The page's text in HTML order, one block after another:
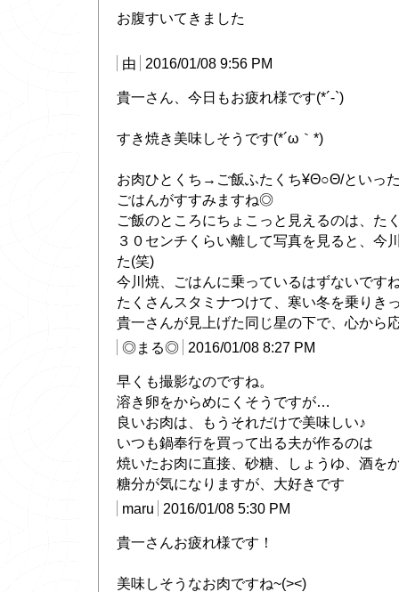
お腹すいてきました
由 2016/01/08 9:56 PM
貴一さん、今日もお疲れ様です(*´-`)
すき焼き美味しそうです(*´ω｀*)
お肉ひとくち→ご飯ふたくち¥Θ○Θ/といっ
ごはんがすすみますね◎
ご飯のところにちょこっと見えるのは、た
３０センチくらい離して写真を見ると、今
た(笑)
今川焼、ごはんに乗っているはずないです
たくさんスタミナつけて、寒い冬を乗りき
貴一さんが見上げた同じ星の下で、心から
◎まる◎
2016/01/08 8:27 PM
早くも撮影なのですね。
溶き卵をからめにくそうですが…
良いお肉は、もうそれだけで美味しい♪
いつも鍋奉行を買って出る夫が作るのは
焼いたお肉に直接、砂糖、しょうゆ、酒を
糖分が気になりますが、大好きです
maru
2016/01/08 5:30 PM
貴一さんお疲れ様です！
美味しそうなお肉ですね~(><)